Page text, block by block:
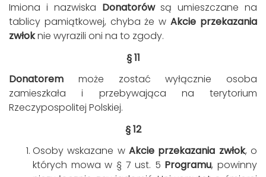
Imiona i nazwiska Donatorówsą umieszczane na
tablicy pamiątkowej, chyba że wAkcie przekazania
zwłoknie wyrazili oni na to zgody.
§ 11
Donatorem może zostać wyłącznie osoba
zamieszkała i przebywająca na terytorium
Rzeczypospolitej Polskiej.
§ 12
Osoby wskazane w Akcie przekazania zwłok, o
których mowa w § 7 ust. 5 Programu, powinny